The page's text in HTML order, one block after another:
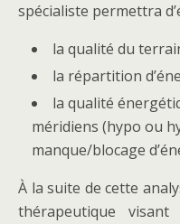
spécialiste permettra
la qualité du
la répartition
la qualité
méridiens (hypo ou
manque/blocage
À la suite de cette
thérapeutique